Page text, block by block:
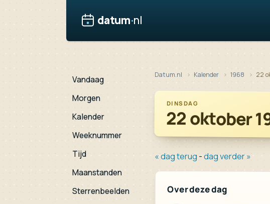
datum·nl
Vandaag
Morgen
Kalender
Weeknummer
Tijd
Maanstanden
Sterrenbeelden
Datum.nl Kalender 1968 22
DINSDAG
22 oktober
« dag terug -dag verder »
Over deze dag